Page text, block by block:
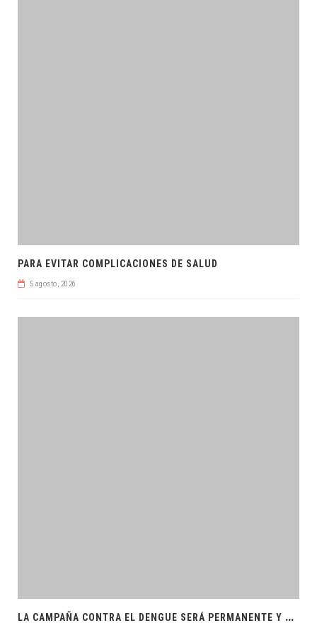
PARA EVITAR COMPLICACIONES DE SALUD
5 agosto, 2026
L
A CAMPAÑA CONTRA EL DENGUE SERÁ PERMANENTE Y ORDENADA